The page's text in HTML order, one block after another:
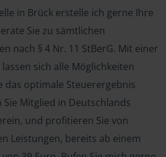
in Brück erstelle ich gerne Ihre
Sie zu sämtlichen
nach § 4 Nr. 11 StBerG. Mit einer
sich alle Möglichkeiten
das optimale Steuerergebnis
Mitglied in Deutschlands
und profitieren Sie von
Leistungen, bereits ab einem